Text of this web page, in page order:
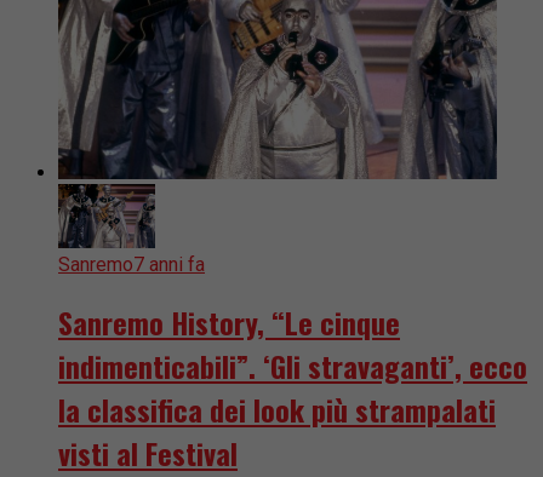
Sanremo7 anni fa
Sanremo History, “Le cinque
indimenticabili”. ‘Gli stravaganti’, ecco
la classifica dei look più strampalati
visti al Festival